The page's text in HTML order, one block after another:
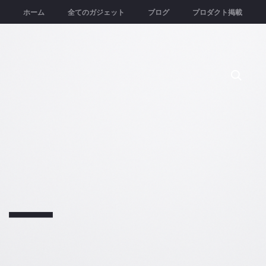
ホーム 全てのガジェット ブログ プロダクト掲載